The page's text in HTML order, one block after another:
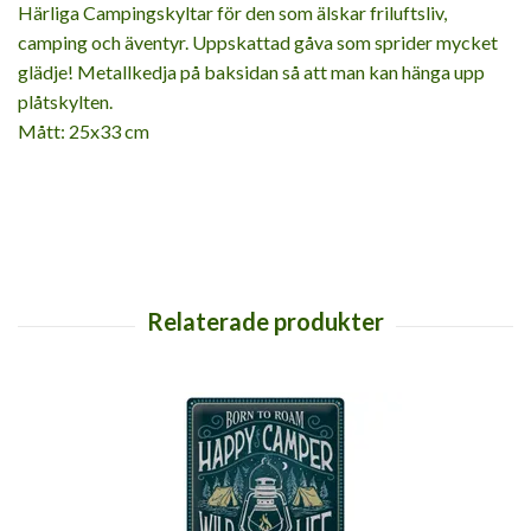
Härliga Campingskyltar för den som älskar friluftsliv,
camping och äventyr. Uppskattad gåva som sprider mycket
glädje! Metallkedja på baksidan så att man kan hänga upp
plåtskylten.
Mått: 25x33 cm